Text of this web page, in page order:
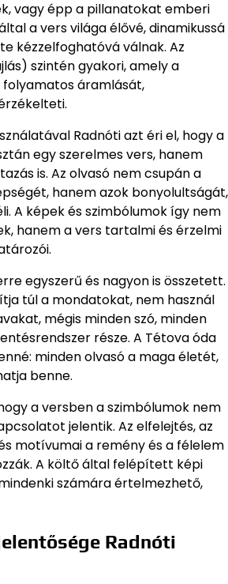
vagy épp a pillanatokat emberi
a vers világa élővé, dinamikussá
kézzelfoghatóvá válnak. Az
szintén gyakori, amely a
áramlását,
Radnóti azt éri el, hogy a
egy szerelmes vers, hanem
is. Az olvasó nem csupán a
hanem azok bonyolultságát,
A képek és szimbólumok így nem
hanem a vers tartalmi és érzelmi
egyszerű és nagyon is összetett.
túl a mondatokat, nem használ
mégis minden szó, minden
része. A Tétova óda
minden olvasó a maga életét,
benne.
a versben a szimbólumok nem
jelentik. Az elfelejtés, az
motívumai a remény és a félelem
A költő által felépített képi
számára értelmezhető,
Radnóti